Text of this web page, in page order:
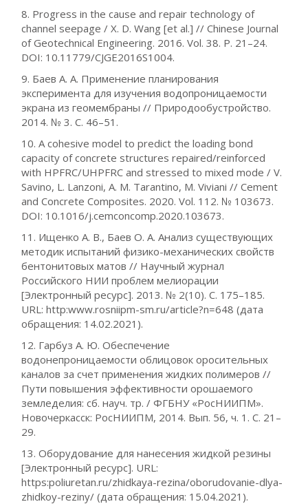
8. Progress in the cause and repair technology of
channel seepage / X. D. Wang [et al.] // Chinese Journal
of Geotechnical Engineering. 2016. Vol. 38. P. 21–24.
DOI: 10.11779/CJGE2016S1004.
9. Баев А. А. Применение планирования
эксперимента для изучения водопроницаемости
экрана из геомембраны // Природообустройство.
2014. № 3. С. 46–51.
10. A cohesive model to predict the loading bond
capacity of concrete structures repaired/reinforced
with HPFRC/UHPFRC and stressed to mixed mode / V.
Savino, L. Lanzoni, A. M. Tarantino, M. Viviani // Cement
and Concrete Composites. 2020. Vol. 112. № 103673.
DOI: 10.1016/j.cemconcomp.2020.103673.
11. Ищенко А. В., Баев О. А. Анализ существующих
методик испытаний физико-механических свойств
бентонитовых матов // Научный журнал
Российского НИИ проблем мелиорации
[Электронный ресурс]. 2013. № 2(10). С. 175–185.
URL: http:www.rosniipm-sm.ru/article?n=648 (дата
обращения: 14.02.2021).
12. Гарбуз А. Ю. Обеспечение
водонепроницаемости облицовок оросительных
каналов за счет применения жидких полимеров //
Пути повышения эффективности орошаемого
земледелия: сб. науч. тр. / ФГБНУ «РосНИИПМ».
Новочеркасск: РосНИИПМ, 2014. Вып. 56, ч. 1. С. 21–
29.
13. Оборудование для нанесения жидкой резины
[Электронный ресурс]. URL:
https:poliuretan.ru/zhidkaya-rezina/oborudovanie-dlya-
zhidkoy-reziny/ (дата обращения: 15.04.2021).